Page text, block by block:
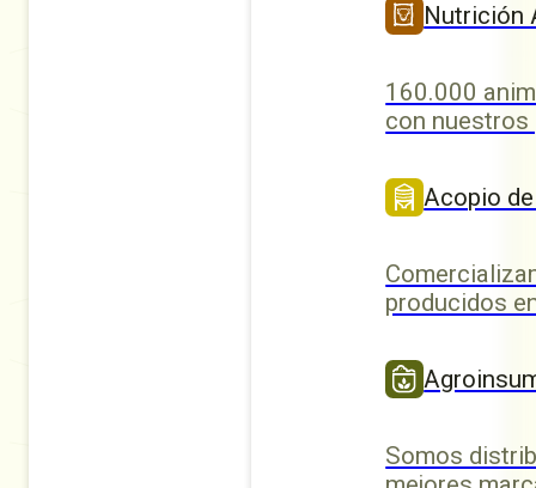
Nutrición
160.000
con
Acopio
producidos
Somos